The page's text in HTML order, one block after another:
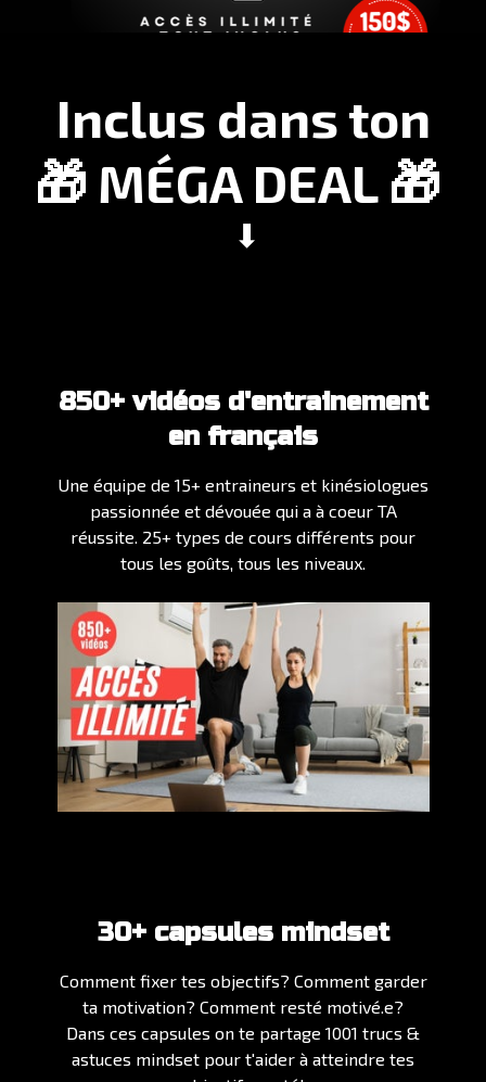
Inclus dans ton
🎁 MÉGA DEAL 🎁
⬇
850+ vidéos d'entrainement
en français
Une équipe de 15+ entraineurs et kinésiologues
passionnée et dévouée qui a à coeur TA
réussite. 25+ types de cours différents pour
tous les goûts, tous les niveaux.
30+ capsules mindset
Comment fixer tes objectifs? Comment garder
ta motivation? Comment resté motivé.e?
Dans ces capsules on te partage 1001 trucs &
astuces mindset pour t'aider à atteindre tes